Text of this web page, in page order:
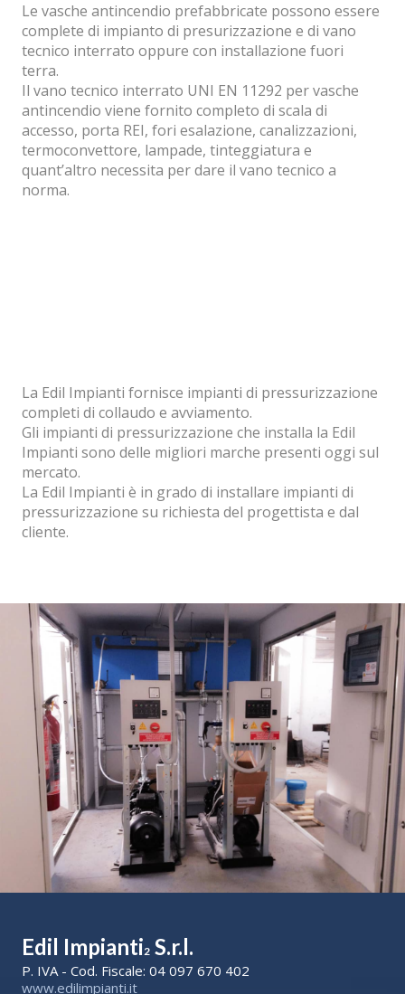
Le vasche antincendio prefabbricate possono essere
complete di impianto di presurizzazione e di vano
tecnico interrato oppure con installazione fuori
terra.
Il vano tecnico interrato UNI EN 11292 per vasche
antincendio viene fornito completo di scala di
accesso, porta REI, fori esalazione, canalizzazioni,
termoconvettore, lampade, tinteggiatura e
quant’altro necessita per dare il vano tecnico a
norma.
La Edil Impianti fornisce impianti di pressurizzazione
completi di collaudo e avviamento.
Gli impianti di pressurizzazione che installa la Edil
Impianti sono delle migliori marche presenti oggi sul
mercato.
La Edil Impianti è in grado di installare impianti di
pressurizzazione su richiesta del progettista e dal
cliente.
Edil Impianti2 S.r.l.
P. IVA - Cod. Fiscale: 04 097 670 402
www.edilimpianti.it